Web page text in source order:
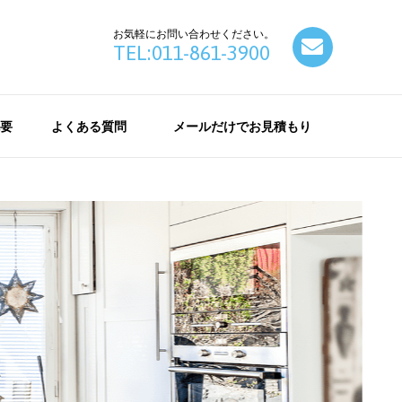
お気軽にお問い合わせください。
TEL:011-861-3900
よくある質問 メールだけでお見積もり